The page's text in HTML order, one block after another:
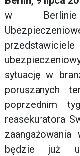
w Berlinie
sytuację w
poruszanych
poprzednim
reasekuratora
będzie już